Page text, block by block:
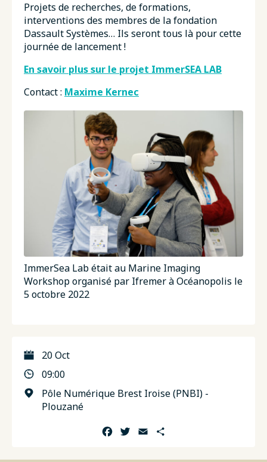
Projets de recherches, de formations,
interventions des membres de la fondation
Dassault Systèmes… Ils seront tous là pour cette
journée de lancement !
En savoir plus sur le projet ImmerSEA LAB
Contact : Maxime Kernec
ImmerSea Lab était au Marine Imaging
Workshop organisé par Ifremer à Océanopolis le
5 octobre 2022
20 Oct
09:00
Pôle Numérique Brest Iroise (PNBI) -
Plouzané
Facebook
TwitterEmailPartager